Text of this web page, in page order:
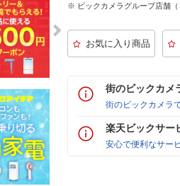
※ ビックカメラグループ店舗（
街のビックカメ
街のビックカメラ
楽天ビックサー
安心で便利なサー